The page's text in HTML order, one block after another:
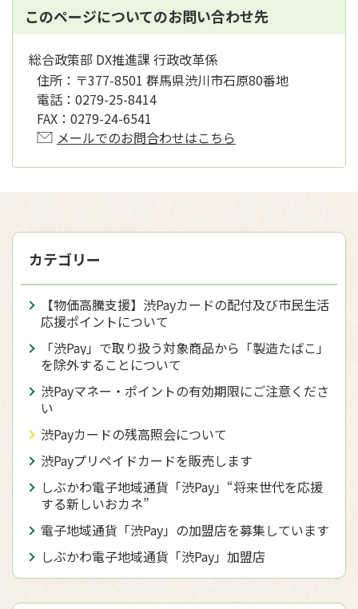
このページについてのお問い合わせ先
総合政策部 DX推進課 行政改革係
住所： 〒377-8501 群馬県渋川市石原80番地
電話： 0279-25-8414
FAX： 0279-24-6541
メールでのお問合わせはこちら
カテゴリー
【物価高騰支援】渋Payカードの配付及び市民生活
応援ポイントについて
「渋Pay」で取り扱う対象商品から「製造たばこ」
を除外することについて
渋Payマネー・ポイントの有効期限にご注意くださ
い
渋Payカードの残高照会について
渋Payプリペイドカードを販売します
しぶかわ電子地域通貨「渋Pay」“将来世代を応援
する新しいおカネ”
電子地域通貨「渋Pay」の加盟店を募集しています
しぶかわ電子地域通貨「渋Pay」加盟店